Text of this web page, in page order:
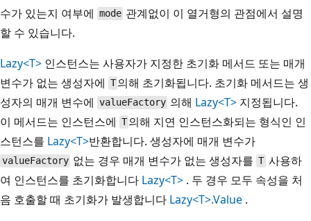
수가 있는지 여부에 mode 관계없이 이 열거형의 관점에서 설명
할 수 있습니다.
Lazy<T> 인스턴스는 사용자가 지정한 초기화 메서드 또는 매개
변수가 없는 생성자에 T 의해 초기화됩니다. 초기화 메서드는 생
성자의 매개 변수에 valueFactory 의해 Lazy<T> 지정됩니다.
이 메서드는 인스턴스에 T 의해 지연 인스턴스화되는 형식인 인
스턴스를 Lazy<T>반환합니다. 생성자에 매개 변수가
valueFactory 없는 경우 매개 변수가 없는 생성자를T사용하
여 인스턴스를 초기화합니다 Lazy<T> . 두 경우 모두 속성을 처
음 호출할 때 초기화가 발생합니다 Lazy<T>.Value .